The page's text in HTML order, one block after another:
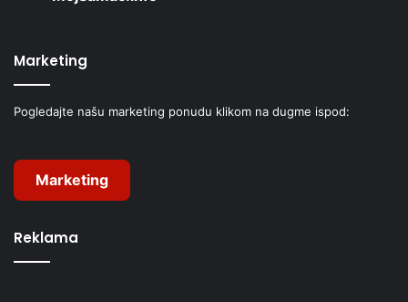
Marketing
Pogledajte našu marketing ponudu klikom na dugme ispod:
Marketing
Reklama